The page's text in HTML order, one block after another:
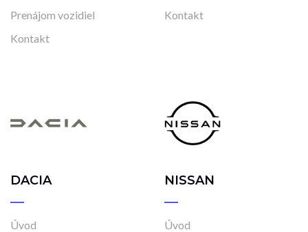
Prenájom vozidiel
Kontakt
Kontakt
DACIA
Úvod
NISSAN
Úvod